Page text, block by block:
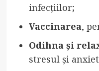
infecțiilor;
Vaccinarea,
Odihna și
stresul și